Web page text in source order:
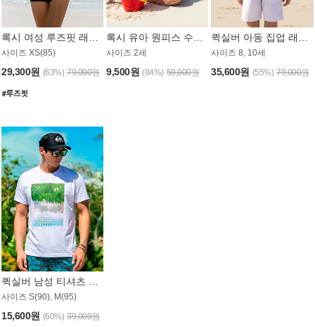
사이즈 XS(85)
29,300원 (63%) 79,000원
사이즈 2세
9,500원 (84%) 59,000원
사이즈 8, 10세
35,600원 (55%) 79,000원
퀵실버 남성 티셔츠 MST357WQS
사이즈 S(90), M(95)
15,600원 (60%) 39,000원